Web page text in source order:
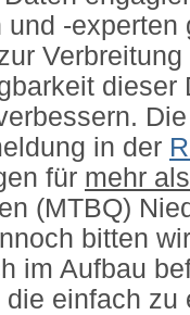
-
dieser
in der
für mehr
(MTBQ)
bitten
im Aufbau
einfach zu